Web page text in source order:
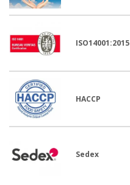
ISO14001:2015
HACCP
Sedex